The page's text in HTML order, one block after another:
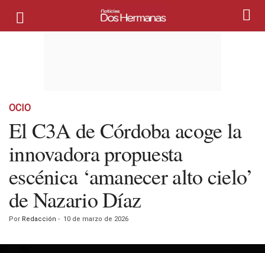
OCIO
El C3A de Córdoba acoge la
innovadora propuesta
escénica ‘amanecer alto cielo’
de Nazario Díaz
Por Redacción - 10 de marzo de 2026